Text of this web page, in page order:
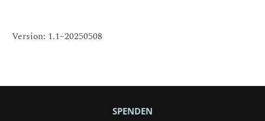
Version: 1.1–20250508
SPENDEN